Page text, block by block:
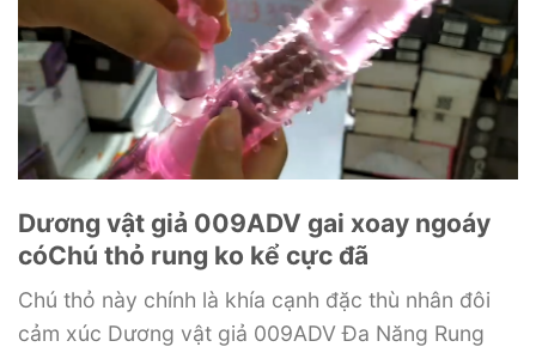
Dương vật giả 009ADV gai xoay ngoáy
cóChú thỏ rung ko kể cực đã
Chú thỏ này chính là khía cạnh đặc thù nhân đôi
cảm xúc Dương vật giả 009ADV Đa Năng Rung